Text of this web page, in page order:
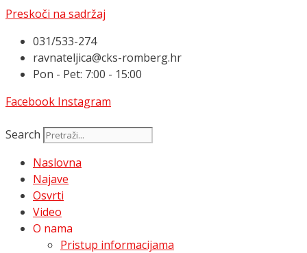
Preskoči na sadržaj
031/533-274
ravnateljica@cks-romberg.hr
Pon - Pet: 7:00 - 15:00
Facebook Instagram
Search
Naslovna
Najave
Osvrti
Video
O nama
Pristup informacijama